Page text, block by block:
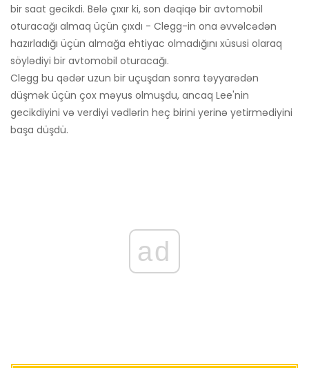
bir saat gecikdi. Belə çıxır ki, son dəqiqə bir avtomobil
oturacağı almaq üçün çıxdı - Clegg-in ona əvvəlcədən
hazırladığı üçün almağa ehtiyac olmadığını xüsusi olaraq
söylədiyi bir avtomobil oturacağı.
Clegg bu qədər uzun bir uçuşdan sonra təyyarədən
düşmək üçün çox məyus olmuşdu, ancaq Lee'nin
gecikdiyini və verdiyi vədlərin heç birini yerinə yetirmədiyini
başa düşdü.
ad